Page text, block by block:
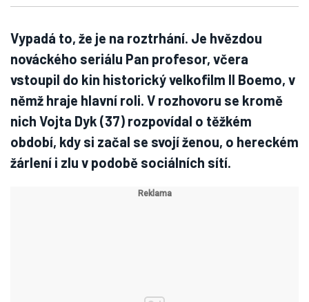
Vypadá to, že je na roztrhání. Je hvězdou
nováckého seriálu Pan profesor, včera
vstoupil do kin historický velkofilm Il Boemo, v
němž hraje hlavní roli. V rozhovoru se kromě
nich Vojta Dyk (37) rozpovídal o těžkém
období, kdy si začal se svojí ženou, o hereckém
žárlení i zlu v podobě sociálních sítí.